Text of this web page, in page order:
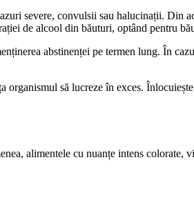
severe, convulsii sau halucinații. Din
de alcool din băuturi, optând pentru
abstinenței pe termen lung. În
să lucreze în exces.
alimentele cu nuanțe intens